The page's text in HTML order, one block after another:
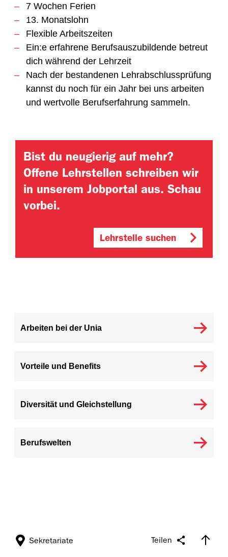
7 Wochen Ferien
13. Monatslohn
Flexible Arbeitszeiten
Ein:e erfahrene Berufsauszubildende betreut
dich während der Lehrzeit
Nach der bestandenen Lehrabschlussprüfung
kannst du noch für ein Jahr bei uns arbeiten
und wertvolle Berufserfahrung sammeln.
Bist du neugierig auf mehr?
Offene Lehrstellen schreiben wir
in unserem Jobportal aus. Schau
vorbei.
Lehrstelle suchen
Arbeiten bei der Unia
Vorteile und Benefits
Diversität und Gleichstellung
Berufswelten
Teilen
Sekretariate